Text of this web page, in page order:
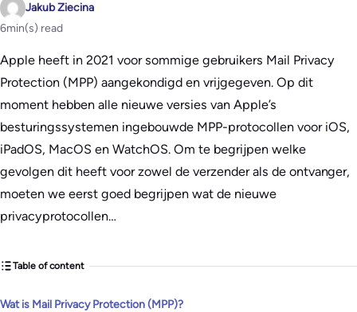
Jakub Ziecina
6min(s) read
Apple heeft in 2021 voor sommige gebruikers Mail Privacy
Protection (MPP) aangekondigd en vrijgegeven. Op dit
moment hebben alle nieuwe versies van Apple’s
besturingssystemen ingebouwde MPP-protocollen voor iOS,
iPadOS, MacOS en WatchOS. Om te begrijpen welke
gevolgen dit heeft voor zowel de verzender als de ontvanger,
moeten we eerst goed begrijpen wat de nieuwe
privacyprotocollen…
Table of content
Wat is Mail Privacy Protection (MPP)?